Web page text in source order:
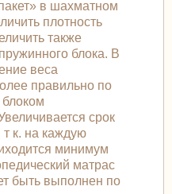
в шахматном
плотность
также
блока. В
веса
правильно по
срок
т к. на каждую
минимум
матрас
быть выполнен по